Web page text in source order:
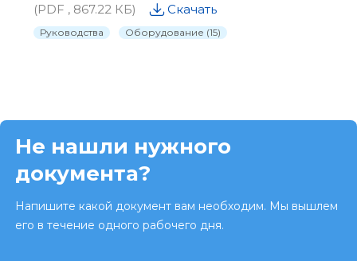
(PDF , 867.22 КБ)
Скачать
Руководства Оборудование (15)
Не нашли нужного
документа?
Напишите какой документ вам необходим. Мы вышлем
его в течение одного рабочего дня.